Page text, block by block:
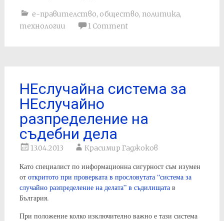
е-правителство, общество, политика,
технологии
1 Comment
НЕслучайна система за
НЕслучайно
разпределение на
съдебни дела
13.04.2013 Красимир Гаджоков
Като специалист по информационна сигурност съм изумен
от откритото при проверката в прословутата “система за
случайно разпределение на делата” в съдилищатав
България.
При положение колко изключително важно е тази система